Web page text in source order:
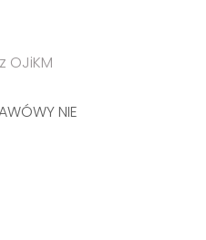
OJiKM
NIE